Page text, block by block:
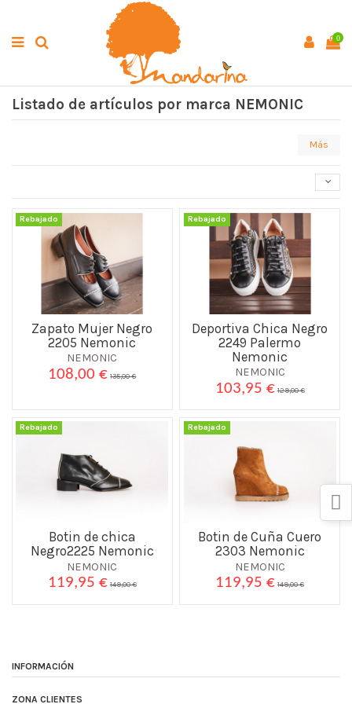
0
Listado de artículos por marca NEMONIC
Más
Rebajado
Zapato Mujer Negro
2205 Nemonic
NEMONIC
108,00 € 135,00 €
Rebajado
Deportiva Chica Negro
2249 Palermo
Nemonic
NEMONIC
103,95 € 129,00 €
Rebajado
Botin de chica
Negro2225 Nemonic
NEMONIC
119,95 € 149,00 €
Rebajado
Botin de Cuña Cuero
2303 Nemonic
NEMONIC
119,95 € 149,00 €
INFORMACIÓN
ZONA CLIENTES